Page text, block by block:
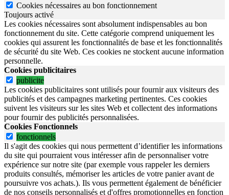
Cookies nécessaires au bon fonctionnement
Toujours activé
Les cookies nécessaires sont absolument indispensables au bon
fonctionnement du site. Cette catégorie comprend uniquement les
cookies qui assurent les fonctionnalités de base et les fonctionnalités
de sécurité du site Web. Ces cookies ne stockent aucune information
personnelle.
Cookies publicitaires
publicite
Les cookies publicitaires sont utilisés pour fournir aux visiteurs des
publicités et des campagnes marketing pertinentes. Ces cookies
suivent les visiteurs sur les sites Web et collectent des informations
pour fournir des publicités personnalisées.
Cookies Fonctionnels
fonctionnels
Il s'agit des cookies qui nous permettent d’identifier les informations
du site qui pourraient vous intéresser afin de personnaliser votre
expérience sur notre site (par exemple vous rappeler les derniers
produits consultés, mémoriser les articles de votre panier avant de
poursuivre vos achats.). Ils vous permettent également de bénéficier
de nos conseils personnalisés et d'offres promotionnelles en fonction